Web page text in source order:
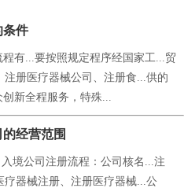
条件
程有...要按照规定程序经国家工...贸
册医疗器械公司、注册食...供的
新全程服务，特殊...
经营范围
境公司注册流程：公司核名...注
器械注册、注册医疗器械...公